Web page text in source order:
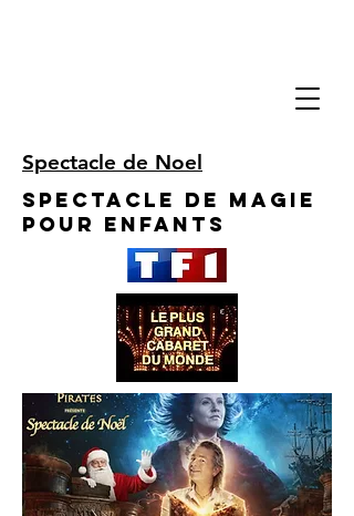
Spectacle de Noel
Spectacle de Magie
pour enfants